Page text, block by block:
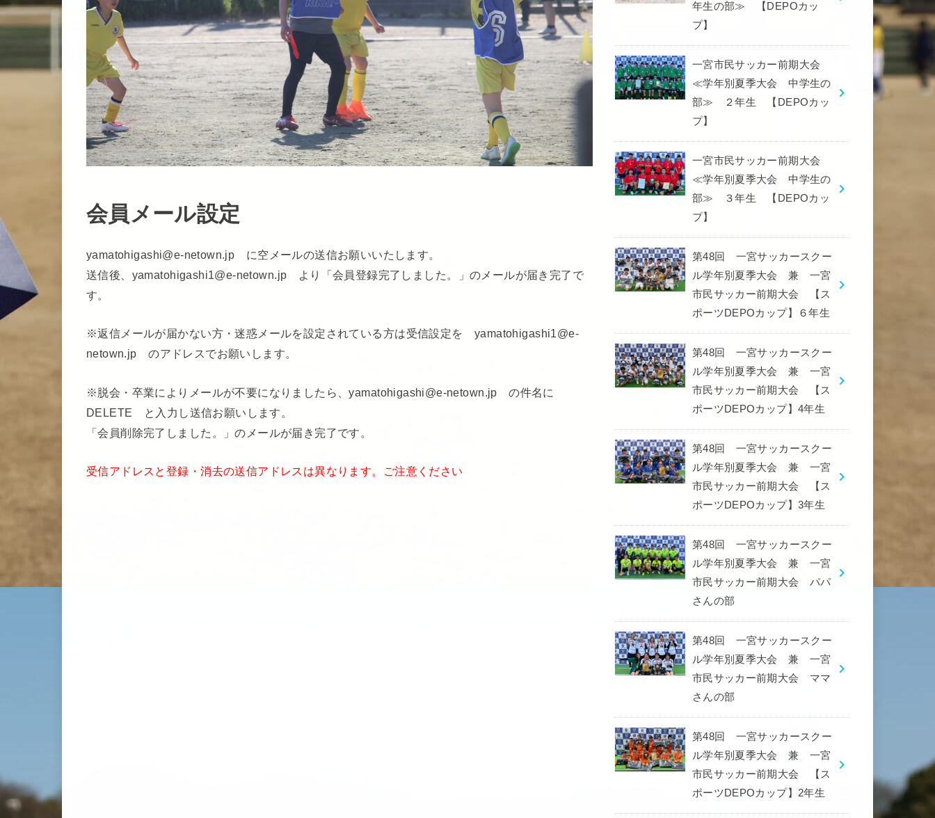
会員メール設定
yamatohigashi@e-netown.jp に空メールの送信お願いいたします。
送信後、yamatohigashi1@e-netown.jp より「会員登録完了しました。」のメールが届き完了で
す。
※返信メールが届かない方・迷惑メールを設定されている方は受信設定を yamatohigashi1@e-
netown.jp のアドレスでお願いします。
※脱会・卒業によりメールが不要になりましたら、yamatohigashi@e-netown.jp の件名に
DELETE と入力し送信お願いします。
「会員削除完了しました。」のメールが届き完了です。
受信アドレスと登録・消去の送信アドレスは異なります。ご注意ください
年生の部≫ 【DEPOカッ
プ】
一宮市民サッカー前期大会
≪学年別夏季大会 中学生の
部≫ ２年生 【DEPOカッ
プ】
一宮市民サッカー前期大会
≪学年別夏季大会 中学生の
部≫ ３年生 【DEPOカッ
プ】
第48回 一宮サッカースクー
ル学年別夏季大会 兼 一宮
市民サッカー前期大会 【ス
ポーツDEPOカップ】６年生
第48回 一宮サッカースクー
ル学年別夏季大会 兼 一宮
市民サッカー前期大会 【ス
ポーツDEPOカップ】4年生
第48回 一宮サッカースクー
ル学年別夏季大会 兼 一宮
市民サッカー前期大会 【ス
ポーツDEPOカップ】3年生
第48回 一宮サッカースクー
ル学年別夏季大会 兼 一宮
市民サッカー前期大会 パパ
さんの部
第48回 一宮サッカースクー
ル学年別夏季大会 兼 一宮
市民サッカー前期大会 ママ
さんの部
第48回 一宮サッカースクー
ル学年別夏季大会 兼 一宮
市民サッカー前期大会 【ス
ポーツDEPOカップ】2年生